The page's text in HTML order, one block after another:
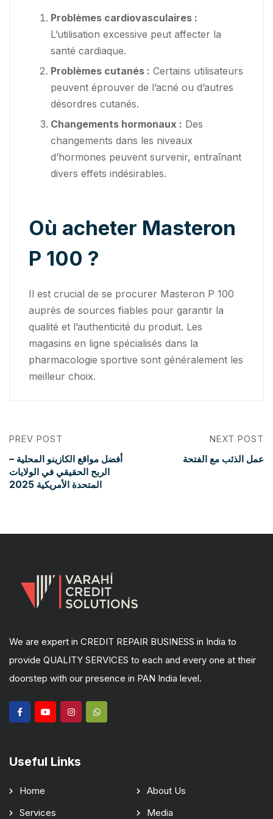
Problèmes cardiovasculaires :
L’utilisation excessive peut affecter la
santé cardiaque.
Problèmes cutanés : Certains utilisateurs
peuvent éprouver de l’acné ou d’autres
désordres cutanés.
Changements hormonaux : Des
changements dans les niveaux
d’hormones peuvent survenir, entraînant
divers effets indésirables.
Où acheter Masteron
P 100 ?
Il est crucial de se procurer Masteron P 100
auprès de sources fiables pour garantir la
qualité et l’authenticité du produit. Les
magasins en ligne spécialisés dans la
pharmacologie sportive sont généralement les
meilleur choix.
PREV POST
أفضل مواقع الكازينو المحلية –
الربح الحقيقي في الولايات
المتحدة الأمريكية 2025
NEXT POST
عمل الذئب مع الفتحة
We are expert in CREDIT REPAIR BUSINESS in India to
provide QUALITY SERVICES to each and every one at their
doorstep with our presence in PAN India level.
Useful Links
Home
About Us
Services
Media